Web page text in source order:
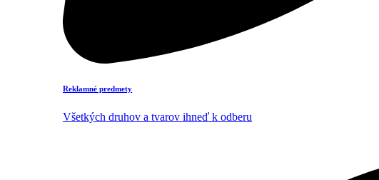
Reklamné predmety
Všetkých druhov a tvarov ihneď k odberu